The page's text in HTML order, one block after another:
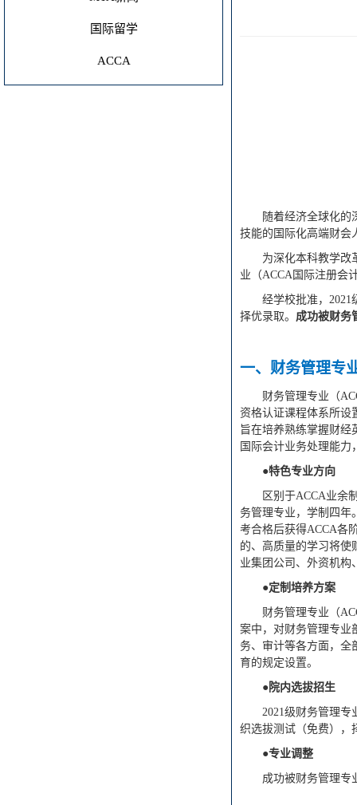
国际留学
ACCA
随着经济全球化的
技能的国际化高端财会
为深化本科教学改
业（ACCA国际注册会
经学校批准， 2021
择优录取。 成功被财务
一、 财务管理专
财务管理专业（
资格认证课程体系所设
旨在培养熟练掌握财
国际会计业务处理能
●特色专业方向
区别于ACCA业余
务管理专业，学制四年
考合格后获得ACCA各
的、高质量的学习将使
业集团公司、外资机构
●定制培养方案
财务管理专业（
案中，对财务管理专业
务、审计等各方面，全
育的规定设置。
●院内选拔招生
2021级财务管理专
织选拔测试（免费），
●专业调整
成功被财务管理专